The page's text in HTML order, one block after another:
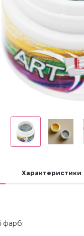
Характеристики
фарб: